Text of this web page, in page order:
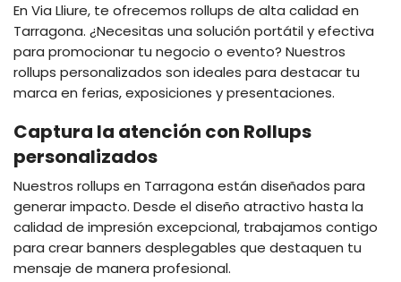
En Via Lliure, te ofrecemos rollups de alta calidad en
Tarragona. ¿Necesitas una solución portátil y efectiva
para promocionar tu negocio o evento? Nuestros
rollups personalizados son ideales para destacar tu
marca en ferias, exposiciones y presentaciones.
Captura la atención con Rollups
personalizados
Nuestros rollups en Tarragona están diseñados para
generar impacto. Desde el diseño atractivo hasta la
calidad de impresión excepcional, trabajamos contigo
para crear banners desplegables que destaquen tu
mensaje de manera profesional.